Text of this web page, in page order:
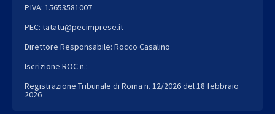
P.IVA: 15653581007
PEC: tatatu@pecimprese.it
Direttore Responsabile: Rocco Casalino
Iscrizione ROC n.:
Registrazione Tribunale di Roma n. 12/2026 del 18 febbraio
2026